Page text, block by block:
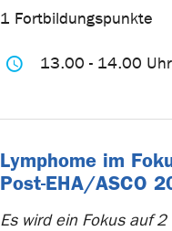
1 Fortbildungspunkte
13.00 - 14.00
Lymphome im
Post-EHA/ASCO
Es wird ein Fokus auf 2